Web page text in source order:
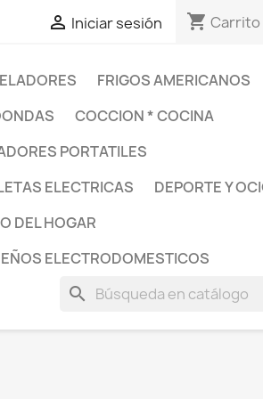
 Iniciar sesión shopping_cart Carrito
FRIGOS AMERICANOS
COCCION * COCINA
PORTATILES
ELECTRICAS
DEPORTE Y
DEL HOGAR
ELECTRODOMESTICOS
search